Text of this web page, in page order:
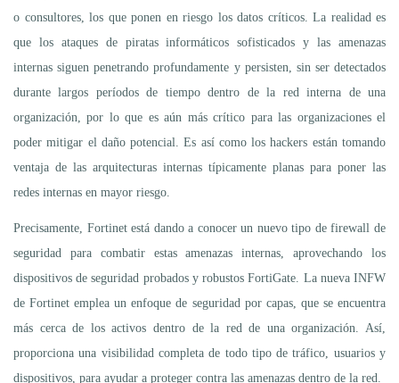
o consultores, los que ponen en riesgo los datos críticos. La realidad es
que los ataques de piratas informáticos sofisticados y las amenazas
internas siguen penetrando profundamente y persisten, sin ser detectados
durante largos períodos de tiempo dentro de la red interna de una
organización, por lo que es aún más crítico para las organizaciones el
poder mitigar el daño potencial. Es así como los hackers están tomando
ventaja de las arquitecturas internas típicamente planas para poner las
redes internas en mayor riesgo.
Precisamente, Fortinet está dando a conocer un nuevo tipo de firewall de
seguridad para combatir estas amenazas internas, aprovechando los
dispositivos de seguridad probados y robustos FortiGate. La nueva INFW
de Fortinet emplea un enfoque de seguridad por capas, que se encuentra
más cerca de los activos dentro de la red de una organización. Así,
proporciona una visibilidad completa de todo tipo de tráfico, usuarios y
dispositivos, para ayudar a proteger contra las amenazas dentro de la red.